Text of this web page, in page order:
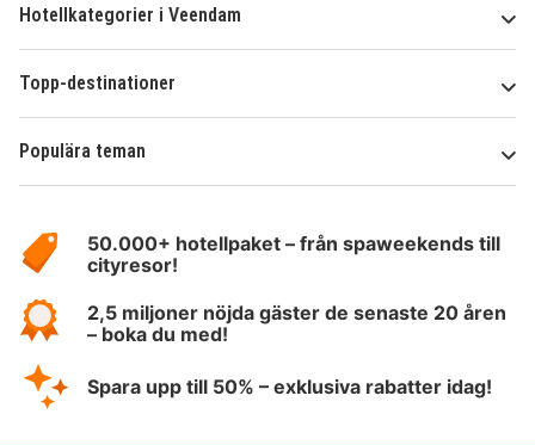
Hotellkategorier i Veendam
Topp-destinationer
Populära teman
HotelSpecials50.000+ hotellpaket – från spaweekends till
cityresor!
2,5 miljoner nöjda gäster de senaste 20 åren
– boka du med!
Spara upp till 50% – exklusiva rabatter idag!